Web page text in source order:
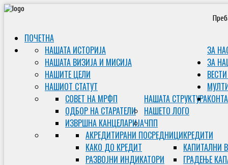
ПОЧЕТНА
ЗА
НАШАТА ИСТОРИЈА
НАШАТА ВИЗИЈА И МИСИЈА
НАШИТЕ ЦЕЛИ
НАШИОТ СТАТУТ
НАШАТА СТРУКТУРА
СОВЕТ НА МРФП
ОДБОР НА СТАРАТЕЛИ
ИЗВРШНА КАНЦЕЛАРИЈА
НАШЕТО ЛОГО
ЧПП
ЗА
КРЕДИТИ
АКРЕДИТИРАНИ ПОСРЕДНИЦИ
КАКО ДО КРЕДИТ
РАЗВОЈНИ ИНДИКАТОРИ
КАПИТАЛНИ
ГРАДЕЊЕ